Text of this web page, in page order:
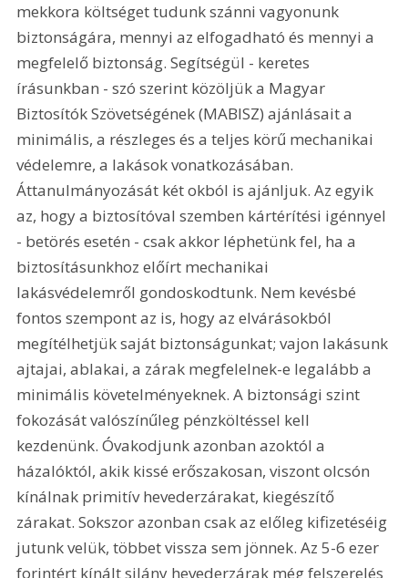
mekkora költséget tudunk szánni vagyonunk
biztonságára, mennyi az elfogadható és mennyi a
megfelelő biztonság. Segítségül - keretes
írásunkban - szó szerint közöljük a Magyar
Biztosítók Szövetségének (MABISZ) ajánlásait a
minimális, a részleges és a teljes körű mechanikai
védelemre, a lakások vonatkozásában.
Áttanulmányozását két okból is ajánljuk. Az egyik
az, hogy a biztosítóval szemben kártérítési igénnyel
- betörés esetén - csak akkor léphetünk fel, ha a
biztosításunkhoz előírt mechanikai
lakásvédelemről gondoskodtunk. Nem kevésbé
fontos szempont az is, hogy az elvárásokból
megítélhetjük saját biztonságunkat; vajon lakásunk
ajtajai, ablakai, a zárak megfelelnek-e legalább a
minimális követelményeknek. A biztonsági szint
fokozását valószínűleg pénzköltéssel kell
kezdenünk. Óvakodjunk azonban azoktól a
házalóktól, akik kissé erőszakosan, viszont olcsón
kínálnak primitív hevederzárakat, kiegészítő
zárakat. Sokszor azonban csak az előleg kifizetéséig
jutunk velük, többet vissza sem jönnek. Az 5-6 ezer
forintért kínált silány hevederzárak még felszerelés